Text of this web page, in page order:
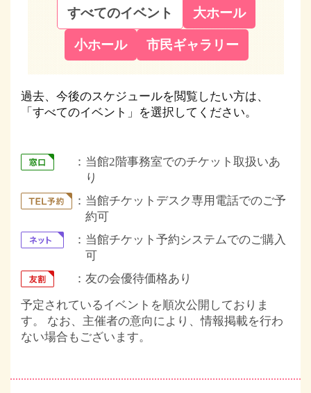
すべてのイベント 大ホール
小ホール 市民ギャラリー
過去、今後のスケジュールを閲覧したい方は、
「すべてのイベント」を選択してください。
当館2階事務室でのチケット取扱いあ
り
当館チケットデスク専用電話でのご予
約可
当館チケット予約システムでのご購入
可
友の会優待価格あり
予定されているイベントを順次公開しておりま
す。 なお、主催者の意向により、情報掲載を行わ
ない場合もございます。